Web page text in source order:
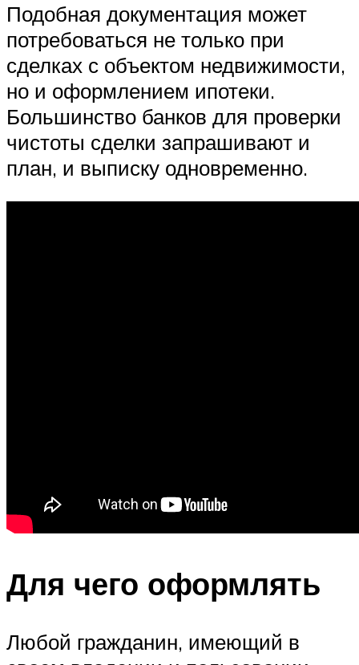
Подобная документация может
потребоваться не только при
сделках с объектом недвижимости,
но и оформлением ипотеки.
Большинство банков для проверки
чистоты сделки запрашивают и
план, и выписку одновременно.
Для чего оформлять
Любой гражданин, имеющий в